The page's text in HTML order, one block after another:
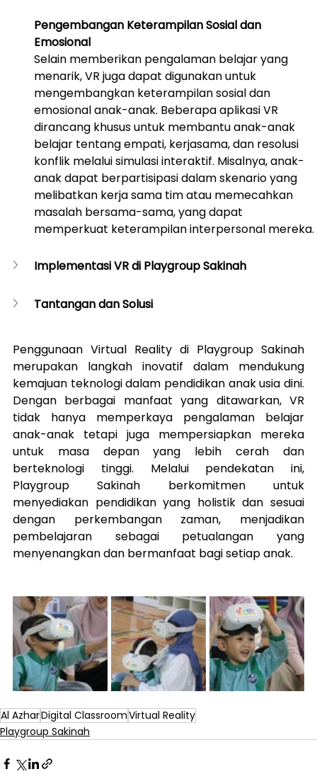
Pengembangan Keterampilan Sosial dan
Emosional
Selain memberikan pengalaman belajar yang
menarik, VR juga dapat digunakan untuk
mengembangkan keterampilan sosial dan
emosional anak-anak. Beberapa aplikasi VR
dirancang khusus untuk membantu anak-anak
belajar tentang empati, kerjasama, dan resolusi
konflik melalui simulasi interaktif. Misalnya, anak-
anak dapat berpartisipasi dalam skenario yang
melibatkan kerja sama tim atau memecahkan
masalah bersama-sama, yang dapat
memperkuat keterampilan interpersonal mereka.
Implementasi VR di Playgroup Sakinah
Tantangan dan Solusi
Penggunaan Virtual Reality di Playgroup Sakinah
merupakan langkah inovatif dalam mendukung
kemajuan teknologi dalam pendidikan anak usia dini.
Dengan berbagai manfaat yang ditawarkan, VR
tidak hanya memperkaya pengalaman belajar
anak-anak tetapi juga mempersiapkan mereka
untuk masa depan yang lebih cerah dan
berteknologi tinggi. Melalui pendekatan ini,
Playgroup Sakinah berkomitmen untuk
menyediakan pendidikan yang holistik dan sesuai
dengan perkembangan zaman, menjadikan
pembelajaran sebagai petualangan yang
menyenangkan dan bermanfaat bagi setiap anak.
Al AzharDigital ClassroomVirtual Reality
Playgroup Sakinah